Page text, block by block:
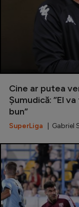
Cine ar putea
Șumudică: ”El
bun”
SuperLiga | Gabriel